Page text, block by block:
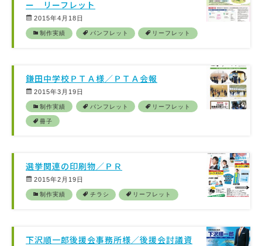
ー リーフレット
2015年4月18日
制作実績 パンフレット リーフレット
鎌田中学校ＰＴＡ様／ＰＴＡ会報
2015年3月19日
制作実績 パンフレット リーフレット
冊子
選挙関連の印刷物／ＰＲ
2015年2月19日
制作実績 チラシ リーフレット
下沢順一郎後援会事務所様／後援会討議資